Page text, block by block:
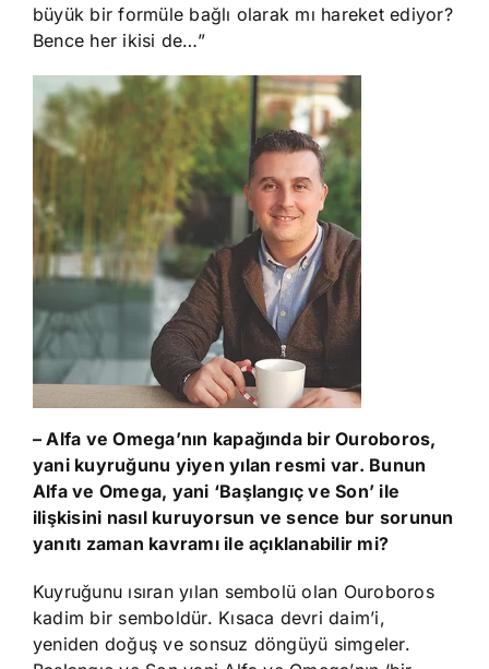
büyük bir formüle bağlı olarak mı hareket ediyor?
Bence her ikisi de…”
– Alfa ve Omega’nın kapağında bir Ouroboros,
yani kuyruğunu yiyen yılan resmi var. Bunun
Alfa ve Omega, yani ‘Başlangıç ve Son’ ile
ilişkisini nasıl kuruyorsun ve sence bur sorunun
yanıtı zaman kavramı ile açıklanabilir mi?
Kuyruğunu ısıran yılan sembolü olan Ouroboros
kadim bir semboldür. Kısaca devri daim’i,
yeniden doğuş ve sonsuz döngüyü simgeler.